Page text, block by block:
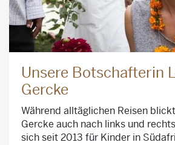
Unsere Botschafterin
Gercke
Während alltäglichen Reisen
Gercke auch nach links und
sich seit 2013 für Kinder in